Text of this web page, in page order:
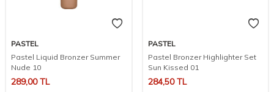
PASTEL
Pastel Liquid Bronzer Summer
Nude 10
289,00TL
PASTEL
Pastel Bronzer Highlighter Set
Sun Kissed 01
284,50TL